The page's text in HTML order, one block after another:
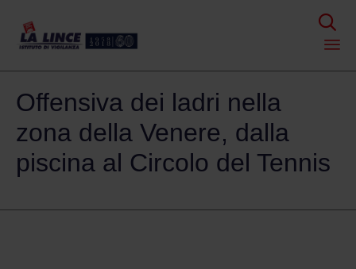

to
Offensiva dei ladri nella
zona della Venere, dalla
piscina al Circolo del Tennis